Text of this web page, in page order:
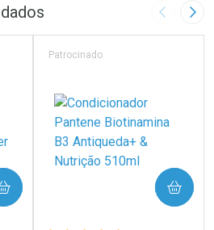
FECHAR
FECHAR
Laboratório
Por Menos
Imagem
Patrocinado
COMPRAR